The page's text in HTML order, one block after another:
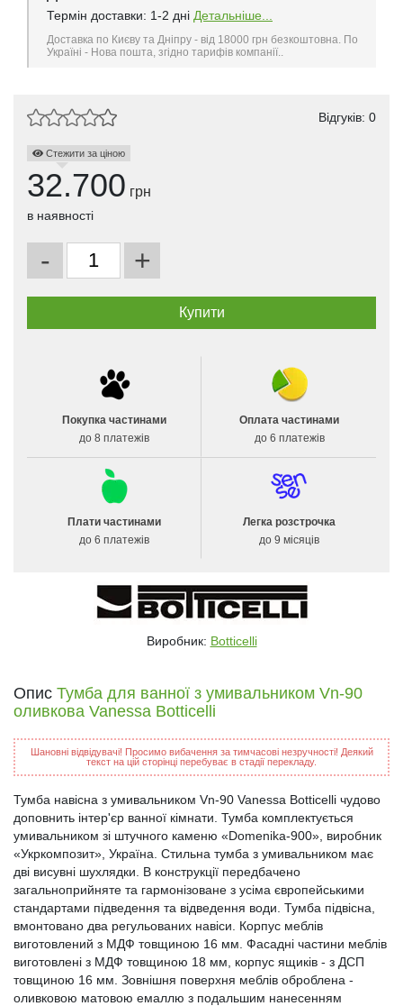
Термін доставки: 1-2 дні Детальніше...
Доставка по Києву та Дніпру - від 18000 грн безкоштовна. По
Україні - Нова пошта, згідно тарифів компанії..
Відгуків: 0
Стежити за ціною
32.700 грн
в наявності
- +
Покупка частинами
до 8 платежів
Оплата частинами
до 6 платежів
Плати частинами
до 6 платежів
Легка розстрочка
до 9 місяців
Виробник: Botticelli
Опис Тумба для ванної з умивальником Vn-90
оливкова Vanessa Botticelli
Шановні відвідувачі! Просимо вибачення за тимчасові незручності! Деякий
текст на цій сторінці перебуває в стадії перекладу.
Тумба навісна з умивальником Vn-90 Vanessa Botticelli чудово
доповнить інтер'єр ванної кімнати. Тумба комплектується
умивальником зі штучного каменю «Domenika-900», виробник
«Укркомпозит», Україна. Стильна тумба з умивальником має
дві висувні шухлядки. В конструкції передбачено
загальноприйняте та гармонізоване з усіма європейськими
стандартами підведення та відведення води. Тумба підвісна,
вмонтовано два регульованих навіси. Корпус меблів
виготовлений з МДФ товщиною 16 мм. Фасадні частини меблів
виготовлені з МДФ товщиною 18 мм, корпус ящиків - з ДСП
товщиною 16 мм. Зовнішня поверхня меблів оброблена -
оливковою матовою емаллю з подальшим нанесенням